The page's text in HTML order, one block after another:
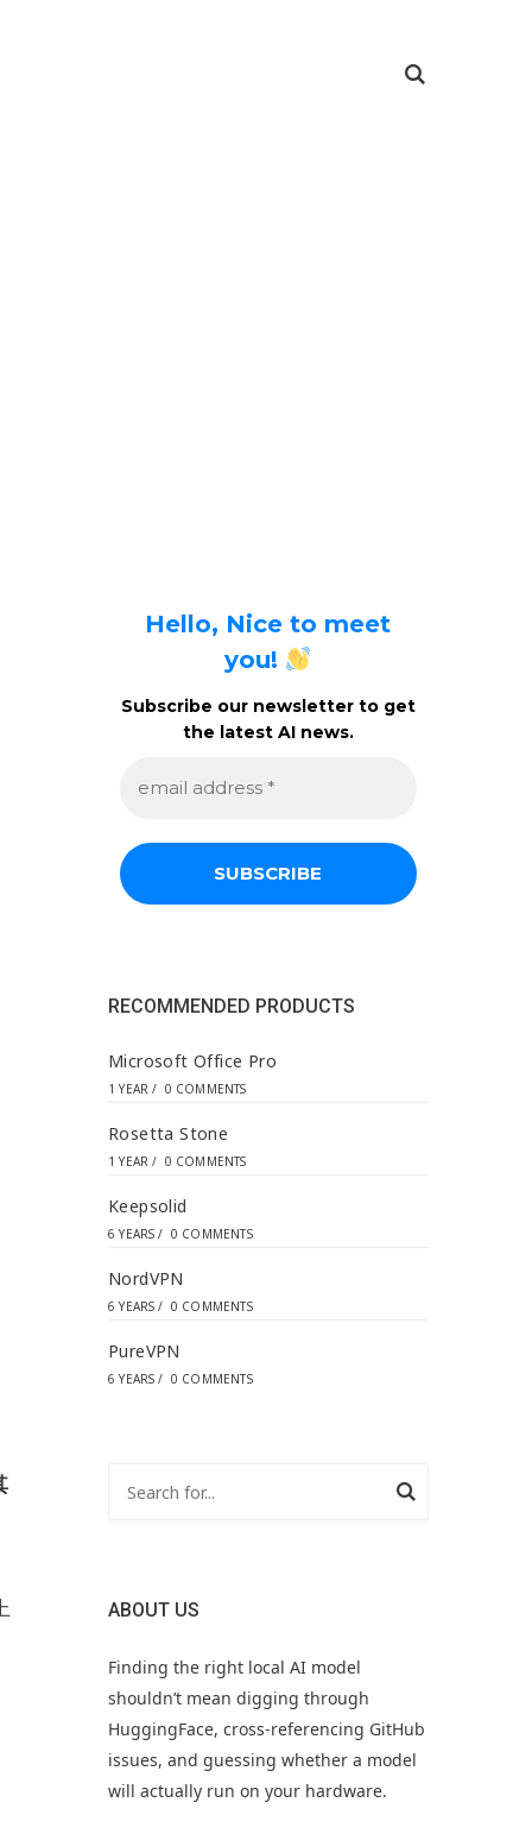
Hello, Nice to meet
you!
Subscribe our newsletter to get
the latest AI news.
a
d
s
RECOMMENDED PRODUCTS
Microsoft Office Pro
1 YEAR / 0 COMMENTS
Rosetta Stone
1 YEAR / 0 COMMENTS
Keepsolid
6 YEARS / 0 COMMENTS
NordVPN
6 YEARS / 0 COMMENTS
PureVPN
6 YEARS / 0 COMMENTS
ABOUT US
Finding the right local AI model
shouldn’t mean digging through
HuggingFace, cross-referencing GitHub
issues, and guessing whether a model
will actually run on your hardware.